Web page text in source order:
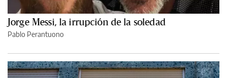
Jorge Messi, la irrupción de la soledad
Pablo Perantuono